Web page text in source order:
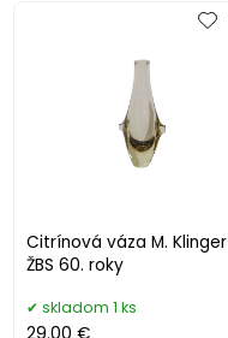
Citrínová váza M. Klinger
ŽBS 60. roky
skladom 1 ks